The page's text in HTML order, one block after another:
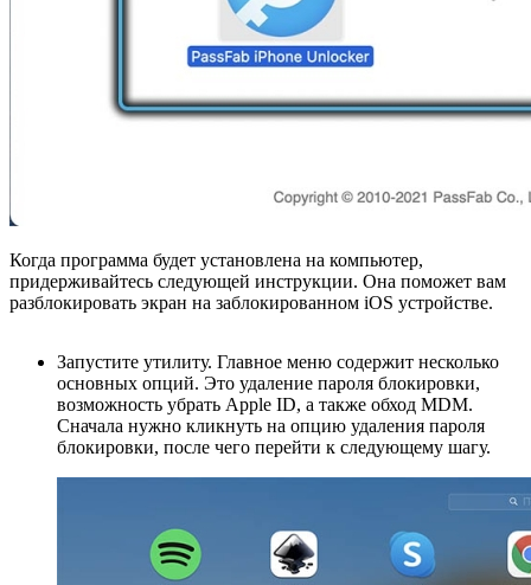
Когда программа будет установлена на компьютер,
придерживайтесь следующей инструкции. Она поможет вам
разблокировать экран на заблокированном iOS устройстве.
Запустите утилиту. Главное меню содержит несколько
основных опций. Это удаление пароля блокировки,
возможность убрать Apple ID, а также обход MDM.
Сначала нужно кликнуть на опцию удаления пароля
блокировки, после чего перейти к следующему шагу.